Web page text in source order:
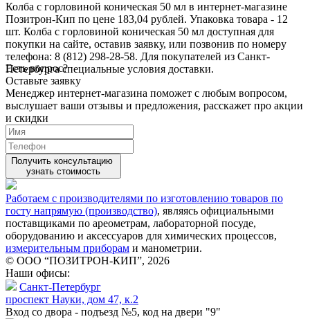
Колба с горловиной коническая 50 мл в интернет-магазине
Позитрон-Кип по цене 183,04 рублей. Упаковка товара - 12
шт. Колба с горловиной коническая 50 мл доступная для
покупки на сайте, оставив заявку, или позвонив по номеру
телефона: 8 (812) 298-28-58. Для покупателей из Санкт-
Петербурга специальные условия доставки.
Есть вопрос?
Оставьте заявку
Менеджер интернет-магазина поможет с любым вопросом,
выслушает ваши отзывы и предложения, расскажет про акции
и скидки
Получить консультацию
узнать стоимость
Работаем с производителями по изготовлению товаров по
госту напрямую (производство), являясь официальными
поставщиками по ареометрам, лабораторной посуде,
оборудованию и аксессуаров для химических процессов,
измерительным приборам и манометрии.
© ООО “ПОЗИТРОН-КИП”, 2026
Наши офисы:
Санкт-Петербург
проспект Науки, дом 47, к.2
Вход со двора - подъезд №5, код на двери "9"